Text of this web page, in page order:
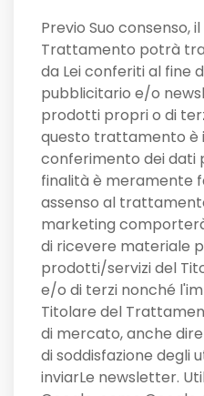
Previo Suo consenso,
Trattamento potrà
da Lei conferiti al fine
pubblicitario e/o
prodotti propri o di
questo trattamento è
conferimento dei dati
finalità è meramente
assenso al
marketing
di ricevere materiale
prodotti/servizi del
e/o di terzi nonché
Titolare del
di mercato, anche
di soddisfazione degli
inviarLe newsletter.